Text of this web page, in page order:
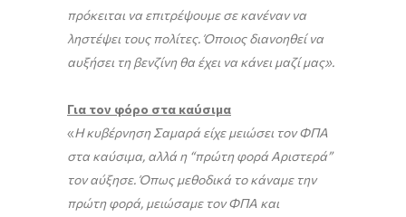
πρόκειται να επιτρέψουμε σε κανέναν να
ληστέψει τους πολίτες. Όποιος διανοηθεί να
αυξήσει τη βενζίνη θα έχει να κάνει μαζί μας».
Για τον φόρο στα καύσιμα
«Η κυβέρνηση Σαμαρά είχε μειώσει τον ΦΠΑ
στα καύσιμα, αλλά η “πρώτη φορά Αριστερά”
τον αύξησε. Όπως μεθοδικά το κάναμε την
πρώτη φορά, μειώσαμε τον ΦΠΑ και